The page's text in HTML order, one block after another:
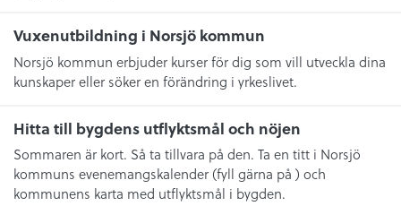
Vuxenutbildning i Norsjö kommun
Norsjö kommun erbjuder kurser för dig som vill utveckla dina
kunskaper eller söker en förändring i yrkeslivet.
Hitta till bygdens utflyktsmål och nöjen
Sommaren är kort. Så ta tillvara på den. Ta en titt i Norsjö
kommuns evenemangskalender (fyll gärna på ) och
kommunens karta med utflyktsmål i bygden.